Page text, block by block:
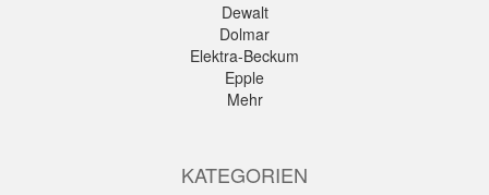
Dewalt
Dolmar
Elektra-Beckum
Epple
Mehr
KATEGORIEN